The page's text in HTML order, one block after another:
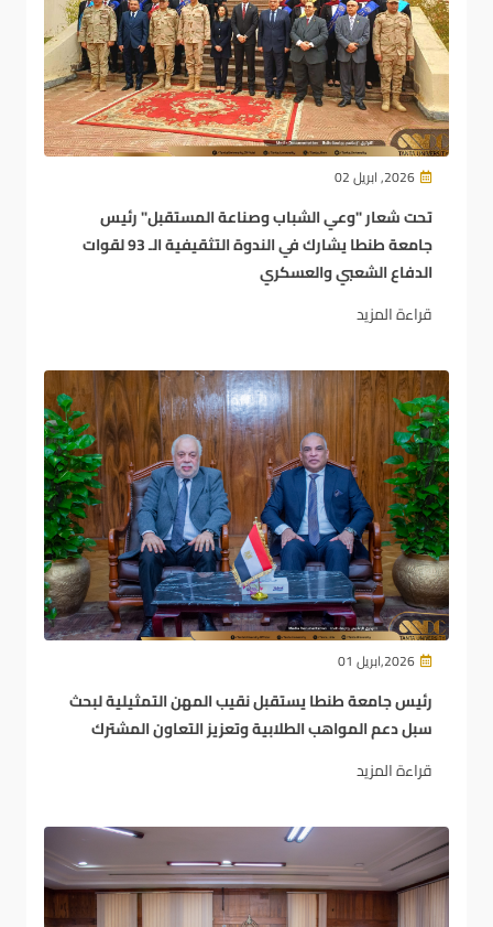
2026, ابريل 02
تحت شعار "وعي الشباب وصناعة المستقبل" رئيس
جامعة طنطا يشارك في الندوة التثقيفية الـ 93 لقوات
الدفاع الشعبي والعسكري
قراءة المزيد
2026,ابريل 01
رئيس جامعة طنطا يستقبل نقيب المهن التمثيلية لبحث
سبل دعم المواهب الطلابية وتعزيز التعاون المشترك
قراءة المزيد